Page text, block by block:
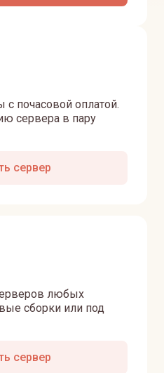
почасовой оплатой.
сервера в пару
сервер
любых
сборки или под
сервер